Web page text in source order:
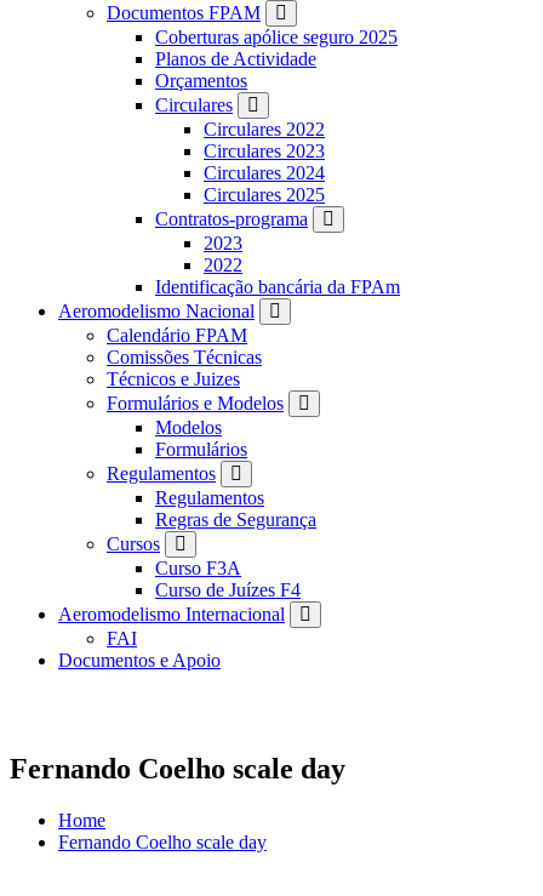
Documentos FPAM
Coberturas apólice seguro 2025
Planos de Actividade
Orçamentos
Circulares
Circulares 2022
Circulares 2023
Circulares 2024
Circulares 2025
Contratos-programa
2023
2022
Identificação bancária da FPAm
Aeromodelismo Nacional
Calendário FPAM
Comissões Técnicas
Técnicos e Juizes
Formulários e Modelos
Modelos
Formulários
Regulamentos
Regulamentos
Regras de Segurança
Cursos
Curso F3A
Curso de Juízes F4
Aeromodelismo Internacional
FAI
Documentos e Apoio
Fernando Coelho scale day
Home
Fernando Coelho scale day